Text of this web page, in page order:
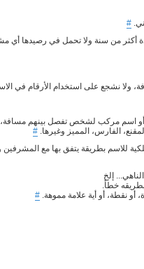
#
أكثر من سنة ولا تحمل في رصيدها أي
ولا نشجع على استخدام الأرقام في
اسم مركب لشخص تفصل بينهم مسافة،
الفارس، المميز وغيرها. #
للاسم بطريقة يتفق بها مع المشرفين
#